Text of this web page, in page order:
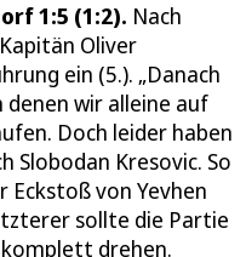
1:5 (1:2). Nach
Oliver
ein (5.). „Danach
wir alleine auf
Doch leider haben
Slobodan Kresovic. So
von Yevhen
sollte die Partie
drehen.